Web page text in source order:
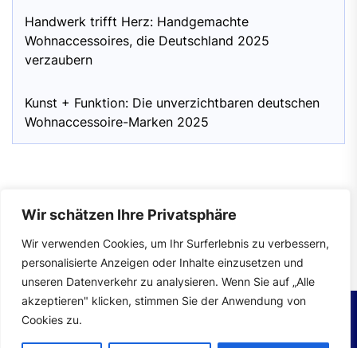
Wir schätzen Ihre Privatsphäre
Wir verwenden Cookies, um Ihr Surferlebnis zu verbessern,
personalisierte Anzeigen oder Inhalte einzusetzen und
unseren Datenverkehr zu analysieren. Wenn Sie auf „Alle
akzeptieren" klicken, stimmen Sie der Anwendung von
Cookies zu.
Handwerk trifft Herz: Handgemachte
Wohnaccessoires, die Deutschland 2025
verzaubern
Kunst + Funktion: Die unverzichtbaren deutschen
Wohnaccessoire-Marken 2025
Impressum|Datenschutzerklärung